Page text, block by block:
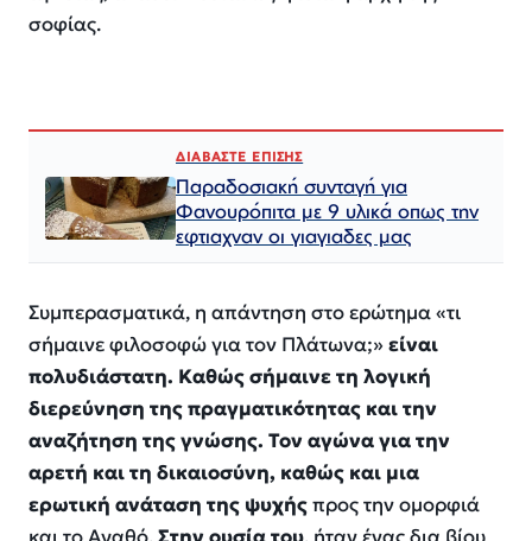
σοφίας.
ΔΙΑΒΑΣΤΕ ΕΠΙΣΗΣ
Παραδοσιακή συνταγή για
Φανουρόπιτα με 9 υλικά οπως την
εφτιαχναν οι γιαγιαδες μας
Συμπερασματικά, η απάντηση στο ερώτημα «τι
σήμαινε φιλοσοφώ για τον Πλάτωνα;»είναι
πολυδιάστατη. Καθώς σήμαινε τη λογική
διερεύνηση της πραγματικότητας και την
αναζήτηση της γνώσης. Τον αγώνα για την
αρετή και τη δικαιοσύνη, καθώς και μια
ερωτική ανάταση της ψυχήςπρος την ομορφιά